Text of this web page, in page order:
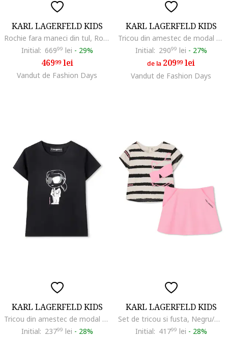
KARL LAGERFELD KIDS
Rochie fara maneci din tul, Roz pastel
Initial: 66999 lei - 29%
46999lei
Vandut de Fashion Days
KARL LAGERFELD KIDS
Tricou din amestec de modal cu imprimeu, Galben pal/Alb optic
Initial: 29099 lei - 27%
de la 20999lei
Vandut de Fashion Days
KARL LAGERFELD KIDS
Tricou din amestec de modal cu imprimeu logo, Negru/Alb optic
Initial: 23799 lei - 28%
KARL LAGERFELD KIDS
Set de tricou si fusta, Negru/Maro camel/Roz
Initial: 41799 lei - 28%